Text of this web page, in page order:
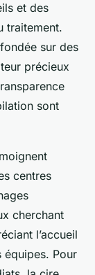
et des
traitement.
sur des
précieux
sont
centres
cherchant
l’accueil
équipes. Pour